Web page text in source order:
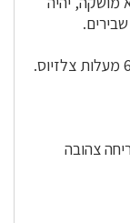
צהובה